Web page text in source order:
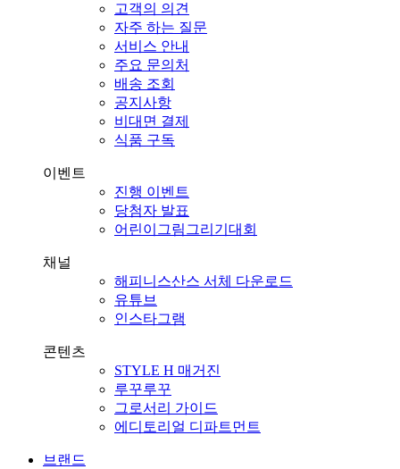
고객의 의견
자주 하는 질문
서비스 안내
주요 문의처
배송 조회
공지사항
비대면 결제
식품 구독
이벤트
진행 이벤트
당첨자 발표
어린이그림그리기대회
채널
해피니스산스 서체 다운로드
유튜브
인스타그램
콘텐츠
STYLE H 매거진
루꾸루꾸
그로서리 가이드
에디토리얼 디파트먼트
브랜드